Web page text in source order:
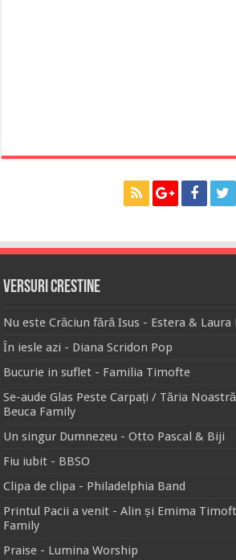
Versuri Crestine
Nu este Crăciun fără Isus - Estera & Laura
În iesle azi - Diana Scridon Pop
Bucurie in suflet - Familia Timofte
Se-aude Glas Peste Carpați / Tăria
Beuca Family
Un singur Dumnezeu - Otto Pascal & Biji
Fiu iubit - BBSO
Clipa de clipa - Philadelphia Band
Printul Pacii a venit - Alin și Emima
Family
Praise - Lumina Worship